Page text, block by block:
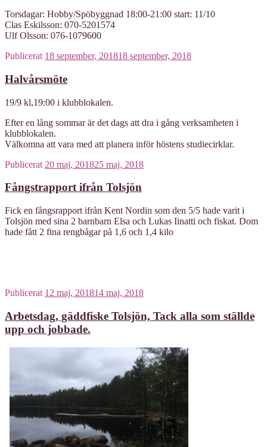
Torsdagar: Hobby/Spöbyggnad 18:00-21:00 start: 11/10
Clas Eskilsson: 070-5201574
Ulf Olsson: 076-1079600
Publicerat 18 september, 201818 september, 2018
Halvårsmöte
19/9 kl,19:00 i klubblokalen.
Efter en lång sommar är det dags att dra i gång verksamheten i
klubblokalen.
Välkomna att vara med att planera inför höstens studiecirklar.
Publicerat 20 maj, 201825 maj, 2018
Fångstrapport ifrån Tolsjön
Fick en fångsrapport ifrån Kent Nordin som den 5/5 hade varit i
Tolsjön med sina 2 barnbarn Elsa och Lukas Iinatti och fiskat. Dom
hade fått 2 fina rengbågar på 1,6 och 1,4 kilo
Publicerat 12 maj, 201814 maj, 2018
Arbetsdag, gäddfiske Tolsjön, Tack alla som ställde
upp och jobbade.